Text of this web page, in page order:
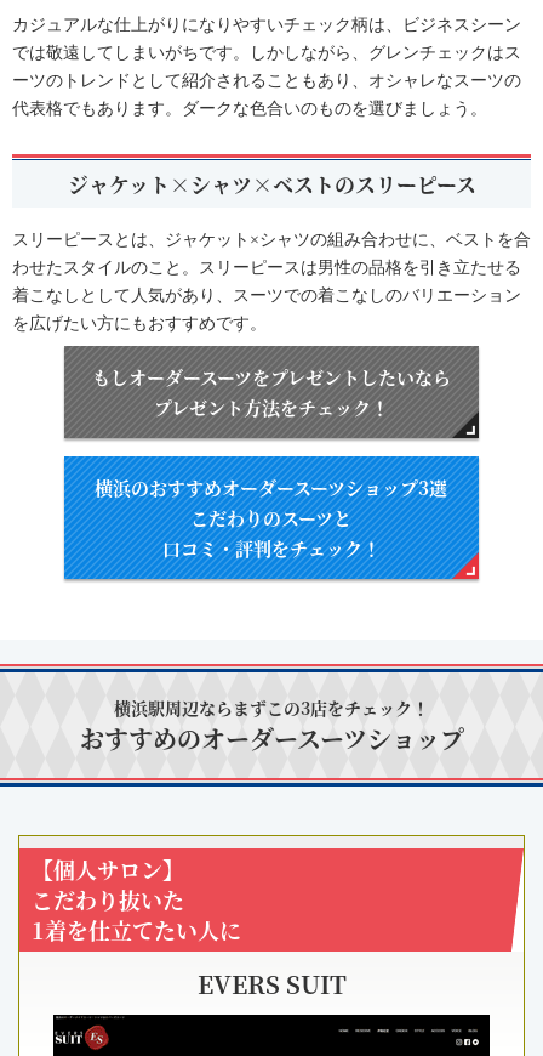
カジュアルな仕上がりになりやすいチェック柄は、ビジネスシーン
では敬遠してしまいがちです。しかしながら、グレンチェックはス
ーツのトレンドとして紹介されることもあり、オシャレなスーツの
代表格でもあります。ダークな色合いのものを選びましょう。
ジャケット×シャツ×ベストのスリーピース
スリーピースとは、ジャケット×シャツの組み合わせに、ベストを合
わせたスタイルのこと。スリーピースは男性の品格を引き立たせる
着こなしとして人気があり、スーツでの着こなしのバリエーション
を広げたい方にもおすすめです。
もしオーダースーツをプレゼントしたいなら
プレゼント方法をチェック！
横浜のおすすめオーダースーツショップ3選
こだわりのスーツと
口コミ・評判をチェック！
横浜駅周辺ならまずこの3店をチェック！
おすすめのオーダースーツショップ
【個人サロン】
こだわり抜いた
1着を仕立てたい人に
EVERS SUIT